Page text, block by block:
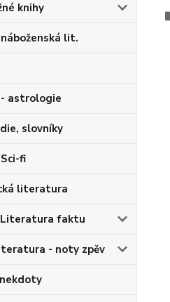
knihy
lit.
astrologie
slovníky
fi
literatura
faktu
- noty zpěv